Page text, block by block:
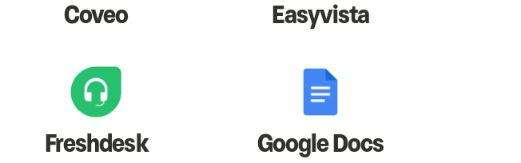
Coveo Easyvista
Freshdesk Google Docs